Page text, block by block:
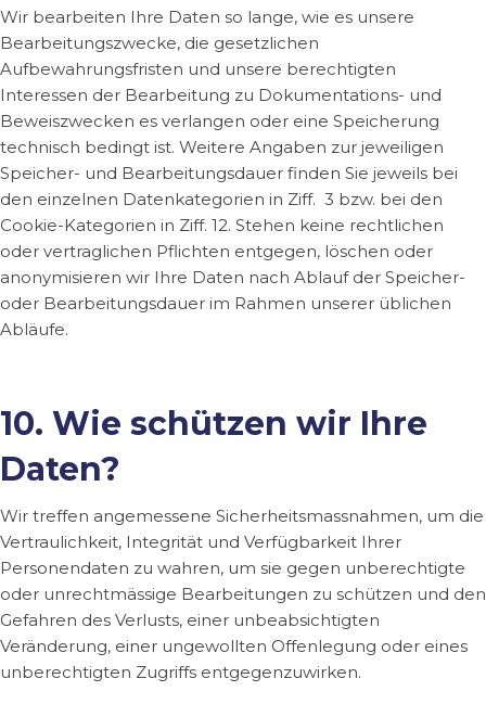
Wir bearbeiten Ihre Daten so lange, wie es unsere
Bearbeitungszwecke, die gesetzlichen
Aufbewahrungsfristen und unsere berechtigten
Interessen der Bearbeitung zu Dokumentations- und
Beweiszwecken es verlangen oder eine Speicherung
technisch bedingt ist. Weitere Angaben zur jeweiligen
Speicher- und Bearbeitungsdauer finden Sie jeweils bei
den einzelnen Datenkategorien in Ziff. 3 bzw. bei den
Cookie-Kategorien in Ziff. 12. Stehen keine rechtlichen
oder vertraglichen Pflichten entgegen, löschen oder
anonymisieren wir Ihre Daten nach Ablauf der Speicher-
oder Bearbeitungsdauer im Rahmen unserer üblichen
Abläufe.
10. Wie schützen wir Ihre
Daten?
Wir treffen angemessene Sicherheitsmassnahmen, um die
Vertraulichkeit, Integrität und Verfügbarkeit Ihrer
Personendaten zu wahren, um sie gegen unberechtigte
oder unrechtmässige Bearbeitungen zu schützen und den
Gefahren des Verlusts, einer unbeabsichtigten
Veränderung, einer ungewollten Offenlegung oder eines
unberechtigten Zugriffs entgegenzuwirken.